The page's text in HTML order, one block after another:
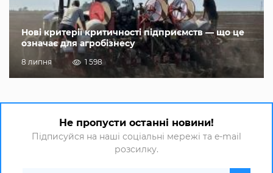
Нові критерії критичності підприємств — що це
означає для агробізнесу
8 липня 1 598
Не пропусти останні новини!
Підписуйся на наші соціальні мережі та e-mail
розсилку.